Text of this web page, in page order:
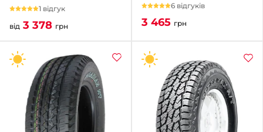
1 відгук
від 3 378 грн
6 відгуків
3 465 грн